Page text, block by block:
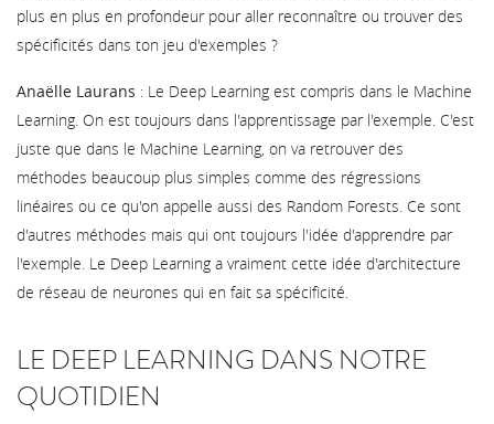
plus en plus en profondeur pour aller reconnaître ou trouver des
spécificités dans ton jeu d'exemples ?
Anaëlle Laurans : Le Deep Learning est compris dans le Machine
Learning. On est toujours dans l'apprentissage par l'exemple. C'est
juste que dans le Machine Learning, on va retrouver des
méthodes beaucoup plus simples comme des régressions
linéaires ou ce qu'on appelle aussi des Random Forests. Ce sont
d'autres méthodes mais qui ont toujours l'idée d'apprendre par
l'exemple. Le Deep Learning a vraiment cette idée d'architecture
de réseau de neurones qui en fait sa spécificité.
LE DEEP LEARNING DANS NOTRE
QUOTIDIEN